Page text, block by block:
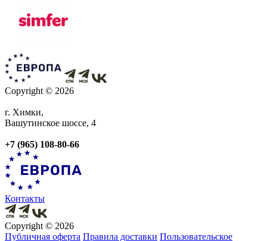
Copyright © 2026
г. Химки,
Вашутинское шоссе, 4
+7 (965) 108-80-66
Контакты
Copyright © 2026
Публичная оферта Правила доставки Пользовательское